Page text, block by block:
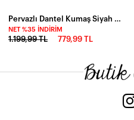
Pervazlı Dantel Kumaş Siyah Bluz
NET %35 İNDIRIM
1.199,99 TL 779,99 TL